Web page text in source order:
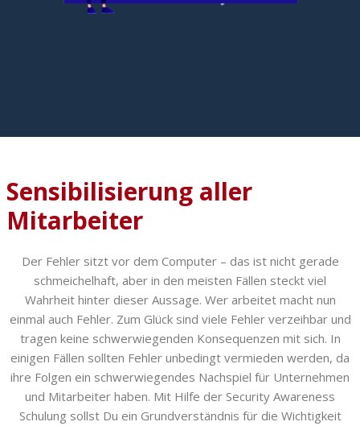
Sensibilisierung aller
Mitarbeiter
Der Fehler sitzt vor dem Computer – das ist nicht gerade
schmeichelhaft, aber in den meisten Fällen steckt viel
Wahrheit hinter dieser Aussage. Wer arbeitet macht nun
einmal auch Fehler. Zum Glück sind viele Fehler verzeihbar und
tragen keine schwerwiegenden Konsequenzen mit sich. In
einigen Fällen sollten Fehler unbedingt vermieden werden, da
ihre Folgen ein schwerwiegendes Nachspiel für Unternehmen
und Mitarbeiter haben. Mit Hilfe der Security Awareness
Schulung sollst Du ein Grundverständnis für die Wichtigkeit